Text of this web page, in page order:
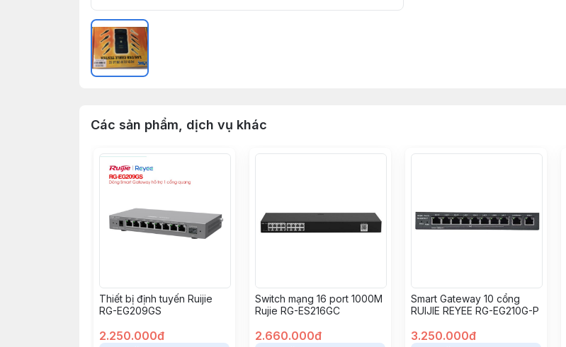
Các sản phẩm, dịch vụ khác
Thiết bị định tuyến Ruijie
RG-EG209GS
2.250.000đ
Switch mạng 16 port 1000M
Rujie RG-ES216GC
2.660.000đ
Smart Gateway 10 cổng
RUIJIE REYEE RG-EG210G-P
3.250.000đ